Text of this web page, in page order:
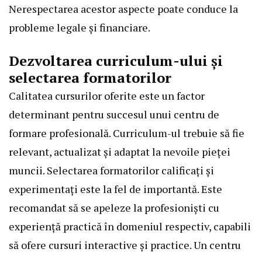
Nerespectarea acestor aspecte poate conduce la
probleme legale și financiare.
Dezvoltarea curriculum-ului și
selectarea formatorilor
Calitatea cursurilor oferite este un factor
determinant pentru succesul unui centru de
formare profesională. Curriculum-ul trebuie să fie
relevant, actualizat și adaptat la nevoile pieței
muncii. Selectarea formatorilor calificați și
experimentați este la fel de importantă. Este
recomandat să se apeleze la profesioniști cu
experiență practică în domeniul respectiv, capabili
să ofere cursuri interactive și practice. Un centru